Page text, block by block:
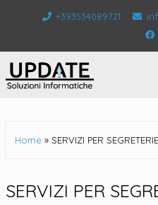
contenuto
+393534089721
Home » SERVIZI PER
SERVIZI PER